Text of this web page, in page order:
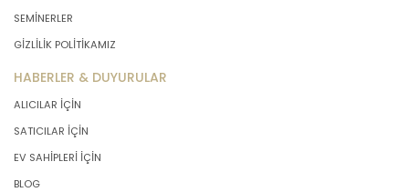
SEMİNERLER
GİZLİLİK POLİTİKAMIZ
HABERLER & DUYURULAR
ALICILAR İÇİN
SATICILAR İÇİN
EV SAHİPLERİ İÇİN
BLOG